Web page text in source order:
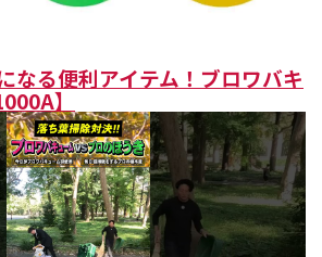
なる便利アイテム！ブロワバキ
】